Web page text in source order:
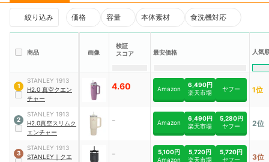
絞り込み 価格 容量 本体素材 食洗機対応
商品 画像
検証
スコア
最安価格 人気
1
STANLEY 1913
H2.0 真空クエン
チャー
4.60 Amazon
6,490円
楽天市場
ヤフー 1位
2
STANLEY 1913
H2.0真空スリムク
エンチャー
- Amazon
6,490円
楽天市場
5,280円
ヤフー
2位
3
STANLEY 1913
STANLEY ｜ クエ
-
5,100円
Amazon
5,720円
楽天市場
5,720円
ヤフー
3位